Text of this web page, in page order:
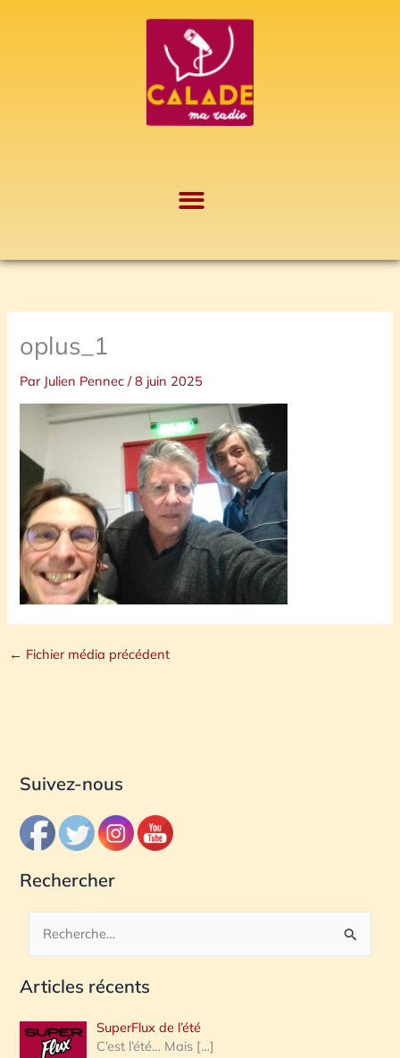
oplus_1
Par Julien Pennec/8 juin 2025
← Fichier média précédent
Suivez-nous
Rechercher
c
e
Articles récents
SuperFlux de l’été
C’est l’été… Mais […]